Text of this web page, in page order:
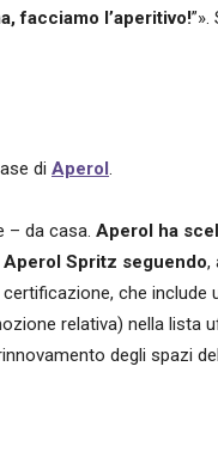
facciamo l’aperitivo!”».
di Aperol.
– da casa. Aperol ha
Aperol Spritz seguendo,
che include
relativa) nella lista
degli spazi